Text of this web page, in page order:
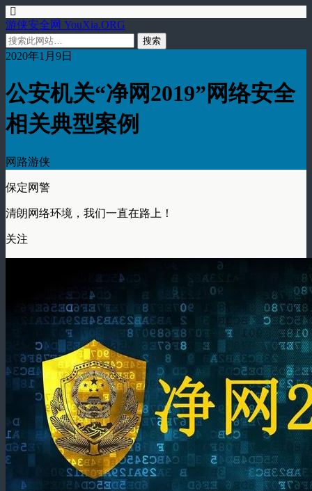
游侠安全网 YouXia.ORG
2020年1月9日
公安机关“净网2019”网络安全
相关典型案例
网路游侠
保定网警
清朗网络环境，我们一直在路上！
关注